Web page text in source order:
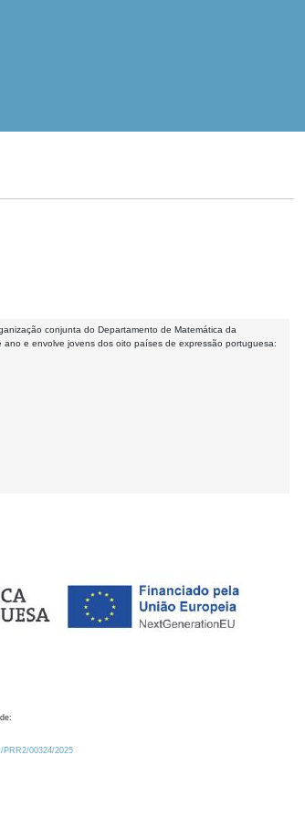
conjunta do Departamento de Matemática da
e envolve jovens dos oito países de expressão portuguesa:
PRR2/00324/2025